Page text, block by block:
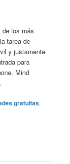
de los más
tarea de
y justamente
para
Mind
gratuitas,